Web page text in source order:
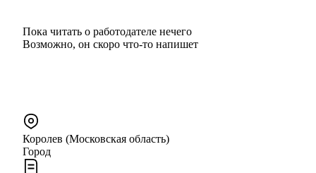
Пока читать о работодателе нечего
Возможно, он скоро что‑то напишет
Королев (Московская область)
Город